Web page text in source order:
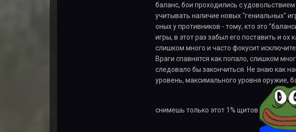
баланс, бои проходились с
учитывать наличие новых "гениальных"
оных у противников - тому, кто это
игры, в этот раз забыл его поставить и
слишком много и часто фокусит
Враги спавнятся как попало, слишком
следовало бы закончиться. Не знаю как
уровень, максимального уровня оружие,
снимешь только этот 1% щитов